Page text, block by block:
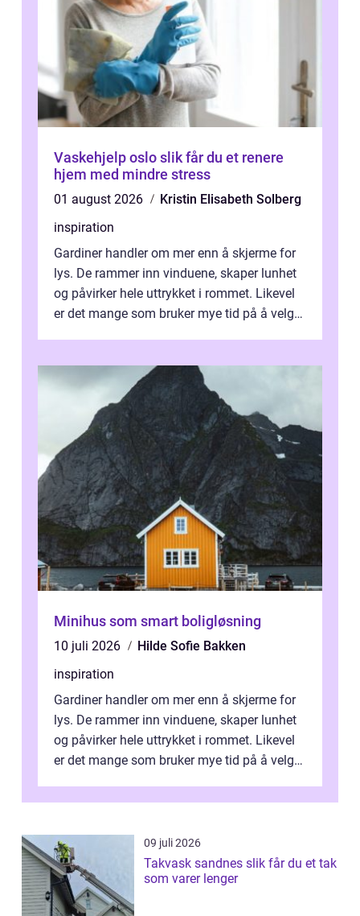
Vaskehjelp oslo slik får du et renere
hjem med mindre stress
01 august 2026
Kristin Elisabeth Solberg
inspiration
Gardiner handler om mer enn å skjerme for
lys. De rammer inn vinduene, skaper lunhet
og påvirker hele uttrykket i rommet. Likevel
er det mange som bruker mye tid på å velge
Minihus som smart boligløsning
10 juli 2026
Hilde Sofie Bakken
inspiration
Gardiner handler om mer enn å skjerme for
lys. De rammer inn vinduene, skaper lunhet
og påvirker hele uttrykket i rommet. Likevel
er det mange som bruker mye tid på å velge
09 juli 2026
Takvask sandnes slik får du et tak
som varer lenger